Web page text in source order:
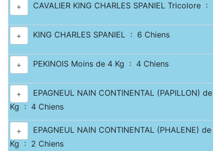
+ CAVALIER KING CHARLES SPANIEL Tricolore : 3
+ KING CHARLES SPANIEL : 6 Chiens
+ PEKINOIS Moins de 4 Kg : 4 Chiens
+
EPAGNEUL NAIN CONTINENTAL (PAPILLON) de
Kg : 4 Chiens
+
EPAGNEUL NAIN CONTINENTAL (PHALENE) de
Kg : 2 Chiens